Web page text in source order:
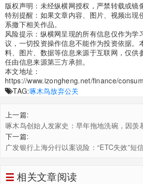
版权声明：未经纵横网授权，严禁转载或镜
特别提醒：如果文章内容、图片、视频出现
系撤下相关作品。
风险提示：纵横网呈现的所有信息仅作为学
议，一切投资操作信息不能作为投资依据。
料、图片、数据等信息来源于互联网，仅供
任由信息来源第三方承担。
本文地址：
https://www.izongheng.net/finance/
TAG:啄木鸟放弃公关
上一篇:
啄木鸟创始人发家史：早年拖地洗碗，因羡
修
下一篇:
广发银行上海分行以案说险：“ETC失效”短
相关文章阅读